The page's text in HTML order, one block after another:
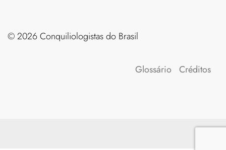
©️ 2026 Conquiliologistas do Brasil
Glossário Créditos